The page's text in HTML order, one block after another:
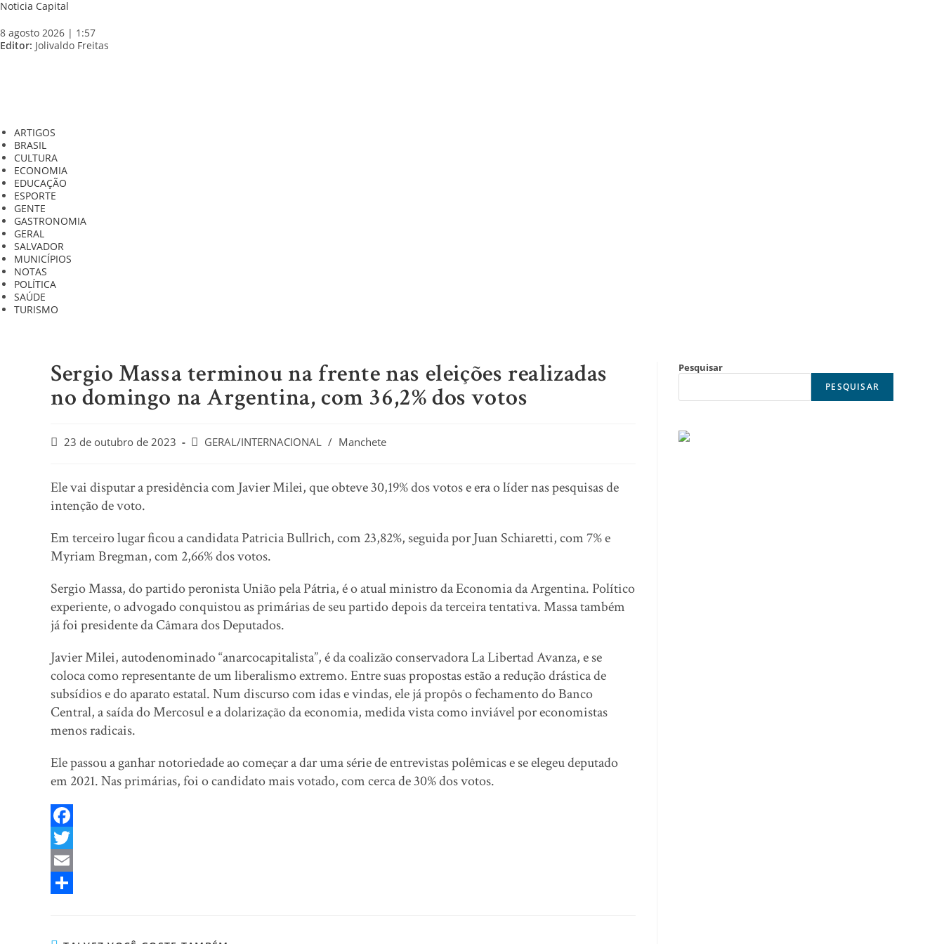
Skip
content
Noticia Capital
8 agosto 2026 | 1:57
Editor: Jolivaldo Freitas
ARTIGOS
BRASIL
CULTURA
ECONOMIA
EDUCAÇÃO
ESPORTE
GENTE
GASTRONOMIA
GERAL
SALVADOR
MUNICÍPIOS
NOTAS
POLÍTICA
SAÚDE
TURISMO
Sergio Massa terminou na frente nas eleições realizadas
no domingo na Argentina, com 36,2% dos votos
Post23 de outubro de 2023
PostGERAL/INTERNACIONAL / Manchete
Ele vai disputar a presidência com Javier Milei, que obteve 30,19% dos votos e era o líder nas pesquisas de
intenção de voto.
Em terceiro lugar ficou a candidata Patricia Bullrich, com 23,82%, seguida por Juan Schiaretti, com 7% e
Myriam Bregman, com 2,66% dos votos.
Sergio Massa, do partido peronista União pela Pátria, é o atual ministro da Economia da Argentina. Político
experiente, o advogado conquistou as primárias de seu partido depois da terceira tentativa. Massa também
já foi presidente da Câmara dos Deputados.
Javier Milei, autodenominado “anarcocapitalista”, é da coalizão conservadora La Libertad Avanza, e se
coloca como representante de um liberalismo extremo. Entre suas propostas estão a redução drástica de
subsídios e do aparato estatal. Num discurso com idas e vindas, ele já propôs o fechamento do Banco
Central, a saída do Mercosul e a dolarização da economia, medida vista como inviável por economistas
menos radicais.
Ele passou a ganhar notoriedade ao começar a dar uma série de entrevistas polêmicas e se elegeu deputado
em 2021. Nas primárias, foi o candidato mais votado, com cerca de 30% dos votos.
F
a
c
T
w
E
Pesquisar
PESQUISAR